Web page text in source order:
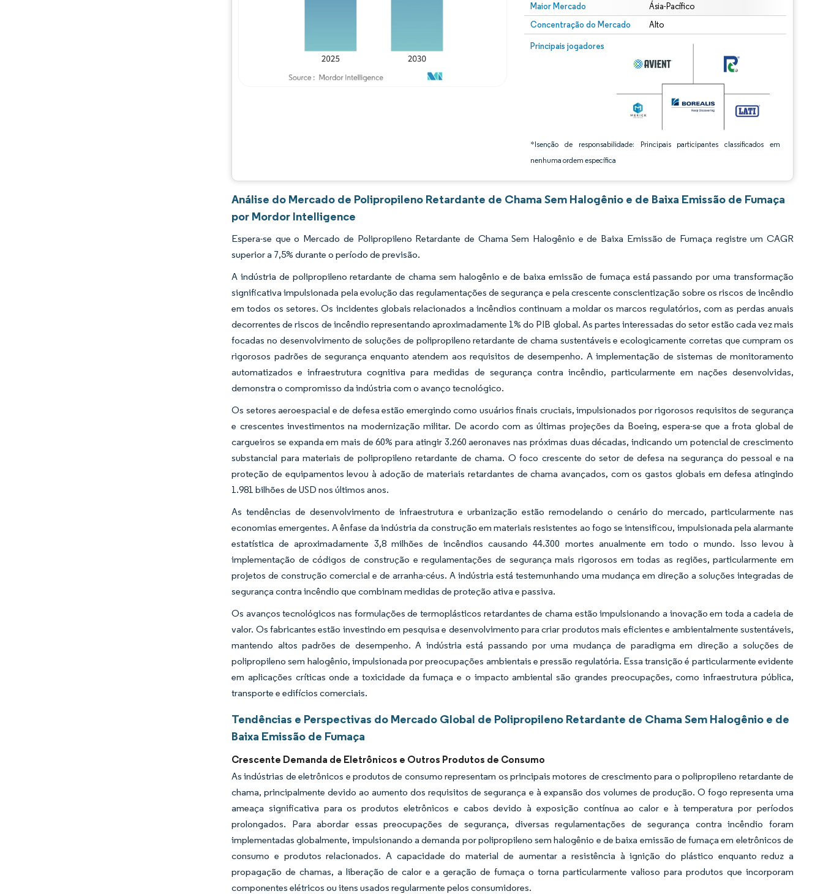
Maior Mercado Ásia-Pacífico
Concentração do Mercado Alto
Principais jogadores
*Isenção de responsabilidade: Principais participantes classificados em
nenhuma ordem específica
Imagem © Mordor Intelligence. O reuso requer atribuição conforme CC BY 4.0.
Análise do Mercado de Polipropileno Retardante de Chama Sem Halogênio e de Baixa Emissão de Fumaça
por Mordor Intelligence
Espera-se que o Mercado de Polipropileno Retardante de Chama Sem Halogênio e de Baixa Emissão de Fumaça registre um CAGR
superior a 7,5% durante o período de previsão.
A indústria de polipropileno retardante de chama sem halogênio e de baixa emissão de fumaça está passando por uma transformação
significativa impulsionada pela evolução das regulamentações de segurança e pela crescente conscientização sobre os riscos de incêndio
em todos os setores. Os incidentes globais relacionados a incêndios continuam a moldar os marcos regulatórios, com as perdas anuais
decorrentes de riscos de incêndio representando aproximadamente 1% do PIB global. As partes interessadas do setor estão cada vez mais
focadas no desenvolvimento de soluções de polipropileno retardante de chama sustentáveis e ecologicamente corretas que cumpram os
rigorosos padrões de segurança enquanto atendem aos requisitos de desempenho. A implementação de sistemas de monitoramento
automatizados e infraestrutura cognitiva para medidas de segurança contra incêndio, particularmente em nações desenvolvidas,
demonstra o compromisso da indústria com o avanço tecnológico.
Os setores aeroespacial e de defesa estão emergindo como usuários finais cruciais, impulsionados por rigorosos requisitos de segurança
e crescentes investimentos na modernização militar. De acordo com as últimas projeções da Boeing, espera-se que a frota global de
cargueiros se expanda em mais de 60% para atingir 3.260 aeronaves nas próximas duas décadas, indicando um potencial de crescimento
substancial para materiais de polipropileno retardante de chama. O foco crescente do setor de defesa na segurança do pessoal e na
proteção de equipamentos levou à adoção de materiais retardantes de chama avançados, com os gastos globais em defesa atingindo
1.981 bilhões de USD nos últimos anos.
As tendências de desenvolvimento de infraestrutura e urbanização estão remodelando o cenário do mercado, particularmente nas
economias emergentes. A ênfase da indústria da construção em materiais resistentes ao fogo se intensificou, impulsionada pela alarmante
estatística de aproximadamente 3,8 milhões de incêndios causando 44.300 mortes anualmente em todo o mundo. Isso levou à
implementação de códigos de construção e regulamentações de segurança mais rigorosos em todas as regiões, particularmente em
projetos de construção comercial e de arranha-céus. A indústria está testemunhando uma mudança em direção a soluções integradas de
segurança contra incêndio que combinam medidas de proteção ativa e passiva.
Os avanços tecnológicos nas formulações de termoplásticos retardantes de chama estão impulsionando a inovação em toda a cadeia de
valor. Os fabricantes estão investindo em pesquisa e desenvolvimento para criar produtos mais eficientes e ambientalmente sustentáveis,
mantendo altos padrões de desempenho. A indústria está passando por uma mudança de paradigma em direção a soluções de
polipropileno sem halogênio, impulsionada por preocupações ambientais e pressão regulatória. Essa transição é particularmente evidente
em aplicações críticas onde a toxicidade da fumaça e o impacto ambiental são grandes preocupações, como infraestrutura pública,
transporte e edifícios comerciais.
Tendências e Perspectivas do Mercado Global de Polipropileno Retardante de Chama Sem Halogênio e de
Baixa Emissão de Fumaça
Crescente Demanda de Eletrônicos e Outros Produtos de Consumo
As indústrias de eletrônicos e produtos de consumo representam os principais motores de crescimento para o polipropileno retardante de
chama, principalmente devido ao aumento dos requisitos de segurança e à expansão dos volumes de produção. O fogo representa uma
ameaça significativa para os produtos eletrônicos e cabos devido à exposição contínua ao calor e à temperatura por períodos
prolongados. Para abordar essas preocupações de segurança, diversas regulamentações de segurança contra incêndio foram
implementadas globalmente, impulsionando a demanda por polipropileno sem halogênio e de baixa emissão de fumaça em eletrônicos de
consumo e produtos relacionados. A capacidade do material de aumentar a resistência à ignição do plástico enquanto reduz a
propagação de chamas, a liberação de calor e a geração de fumaça o torna particularmente valioso para produtos que incorporam
componentes elétricos ou itens usados regularmente pelos consumidores.